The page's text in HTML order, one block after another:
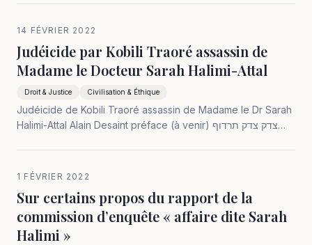
paix. « La…
14 FÉVRIER 2022
Judéicide par Kobili Traoré assassin de
Madame le Docteur Sarah Halimi-Attal
Droit & Justice Civilisation & Éthique
Judéicide de Kobili Traoré assassin de Madame le Dr Sarah
Halimi-Attal Alain Desaint préface (à venir) צדק צדק תרדוף
assassinat de…
1 FÉVRIER 2022
Sur certains propos du rapport de la
commission d’enquête « affaire dite Sarah
Halimi »